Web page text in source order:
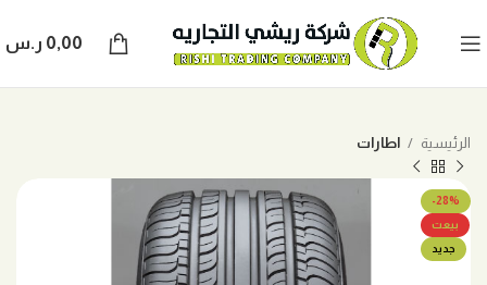
0,00 ر.س
الرئيسية اطارات
-28%
بيعت
جديد